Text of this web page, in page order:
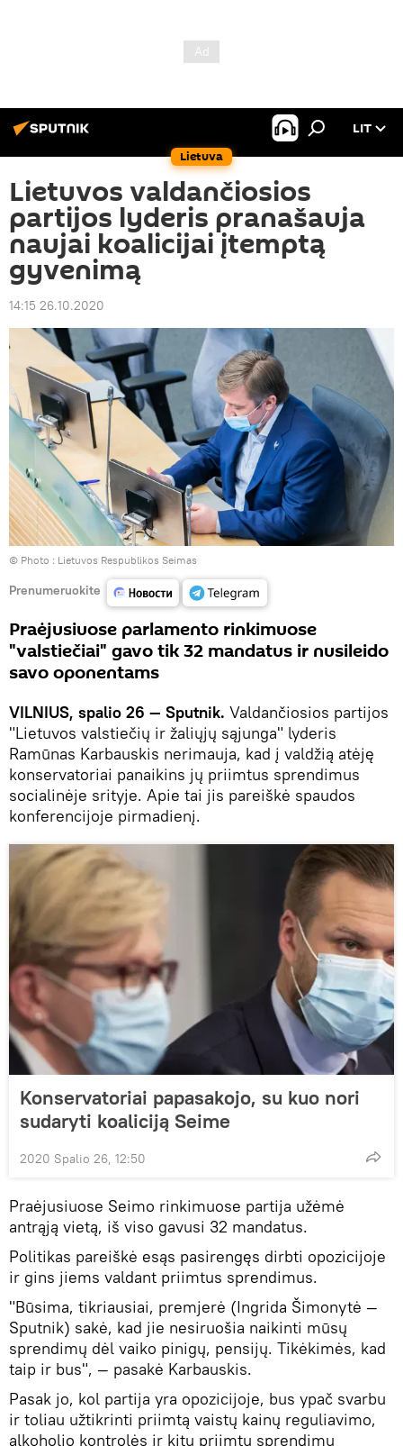
Lietuva
LIT
Lietuvos valdančiosios
partijos lyderis pranašauja
naujai koalicijai įtemptą
gyvenimą
14:15 26.10.2020
© Photo : Lietuvos Respublikos Seimas
Prenumeruokite
Praėjusiuose parlamento rinkimuose
"valstiečiai" gavo tik 32 mandatus ir nusileido
savo oponentams
VILNIUS, spalio 26 — Sputnik. Valdančiosios partijos
"Lietuvos valstiečių ir žaliųjų sąjunga" lyderis
Ramūnas Karbauskis nerimauja, kad į valdžią atėję
konservatoriai panaikins jų priimtus sprendimus
socialinėje srityje. Apie tai jis pareiškė spaudos
konferencijoje pirmadienį.
Konservatoriai papasakojo, su kuo nori
sudaryti koaliciją Seime
2020 Spalio 26, 12:50
Praėjusiuose Seimo rinkimuose partija užėmė
antrąją vietą, iš viso gavusi 32 mandatus.
Politikas pareiškė esąs pasirengęs dirbti opozicijoje
ir gins jiems valdant priimtus sprendimus.
"Būsima, tikriausiai, premjerė (Ingrida Šimonytė —
Sputnik) sakė, kad jie nesiruošia naikinti mūsų
sprendimų dėl vaiko pinigų, pensijų. Tikėkimės, kad
taip ir bus", — pasakė Karbauskis.
Pasak jo, kol partija yra opozicijoje, bus ypač svarbu
ir toliau užtikrinti priimtą vaistų kainų reguliavimo,
alkoholio kontrolės ir kitų priimtų sprendimų